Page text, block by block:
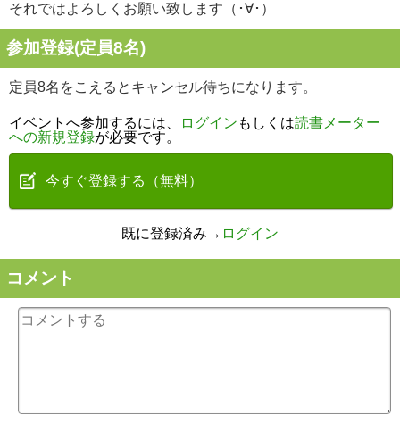
それではよろしくお願い致します（･∀･）
参加登録(定員8名)
定員8名をこえるとキャンセル待ちになります。
イベントへ参加するには、 ログイン もしくは読書メーター
への新規登録が必要です。
今すぐ登録する（無料）
既に登録済み→ ログイン
コメント